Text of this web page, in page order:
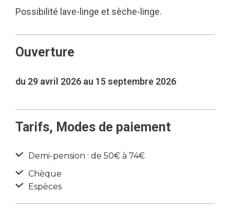
Possibilité lave-linge et sèche-linge.
Ouverture
du 29 avril 2026 au 15 septembre 2026
Tarifs, Modes de paiement
Demi-pension : de 50€ à 74€
Chèque
Espèces